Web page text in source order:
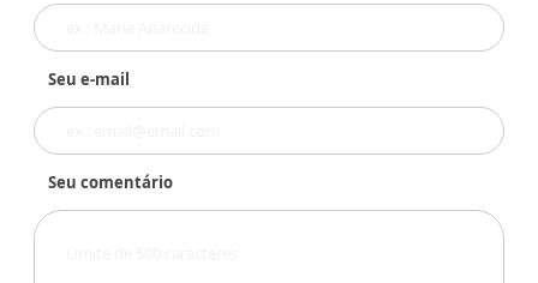
Seu e-mail
Seu comentário